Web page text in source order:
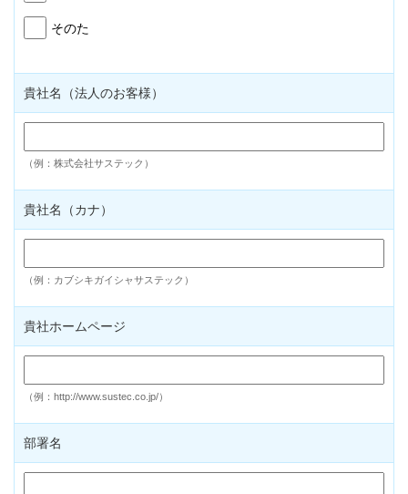
そのた
貴社名（法人のお客様）
（例：株式会社サステック）
貴社名（カナ）
（例：カブシキガイシャサステック）
貴社ホームページ
（例：http://www.sustec.co.jp/）
部署名